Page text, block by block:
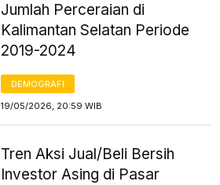
Jumlah Perceraian di
Kalimantan Selatan Periode
2019-2024
DEMOGRAFI
19/05/2026, 20:59 WIB
Tren Aksi Jual/Beli Bersih
Investor Asing di Pasar